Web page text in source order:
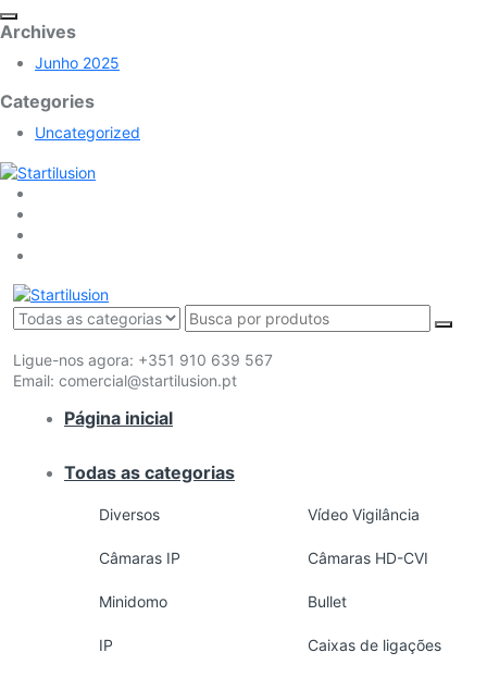
Archives
Junho 2025
Categories
Uncategorized
Ligue-nos agora: +351 910 639 567
Email: comercial@startilusion.pt
Página inicial
Todas as categorias
Diversos Vídeo Vigilância
Câmaras IP Câmaras HD-CVI
Minidomo Bullet
IP Caixas de ligações